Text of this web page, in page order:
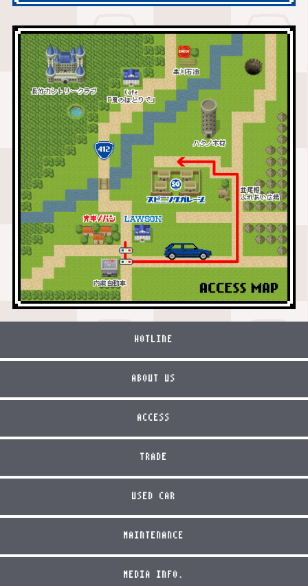
HOTLINE
ABOUT US
ACCESS
TRADE
USED CAR
MAINTENANCE
MEDIA INFO.